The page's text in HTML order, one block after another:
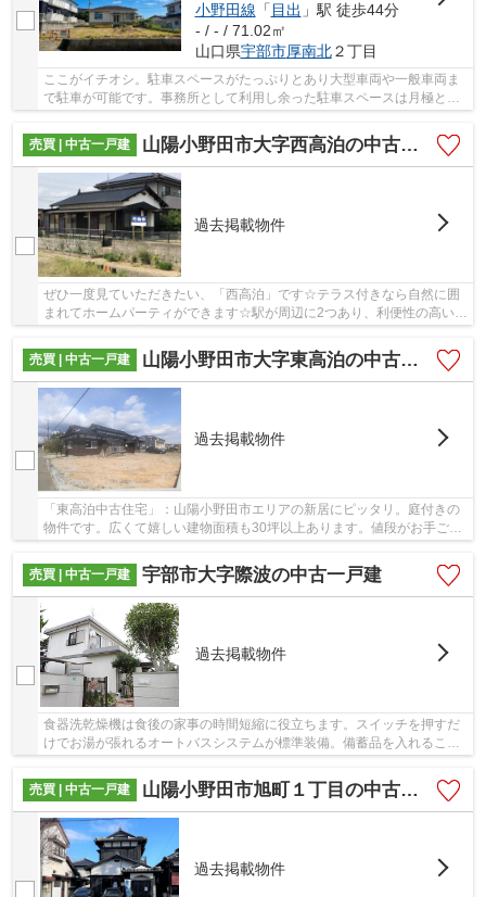
小野田線 「 目出 」駅 徒歩44分
- / - / 71.02㎡
山口県宇部市厚南北２丁目
ここがイチオシ。駐車スペースがたっぷりとあり大型車両や一般車両ま
で駐車が可能です。事務所として利用し余った駐車スペースは月極とし
売買 | 中古一戸建
山陽小野田市大字西高泊の中古一戸建
過去掲載物件
ぜひ一度見ていただきたい、「西高泊」です☆テラス付きなら自然に囲
まれてホームパーティができます☆駅が周辺に2つあり、利便性の高い物
売買 | 中古一戸建
山陽小野田市大字東高泊の中古一戸建
過去掲載物件
「東高泊中古住宅」：山陽小野田市エリアの新居にピッタリ。庭付きの
物件です。広くて嬉しい建物面積も30坪以上あります。値段がお手ごろ
売買 | 中古一戸建
宇部市大字際波の中古一戸建
過去掲載物件
食器洗乾燥機は食後の家事の時間短縮に役立ちます。スイッチを押すだ
けでお湯が張れるオートバスシステムが標準装備。備蓄品を入れること
ができる床下収納があります。生活の中では、...
売買 | 中古一戸建
山陽小野田市旭町１丁目の中古一戸建
過去掲載物件